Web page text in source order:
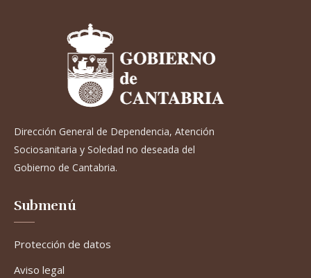
Dirección General de Dependencia, Atención
Sociosanitaria y Soledad no deseada del
Gobierno de Cantabria.
Submenú
Protección de datos
Aviso legal